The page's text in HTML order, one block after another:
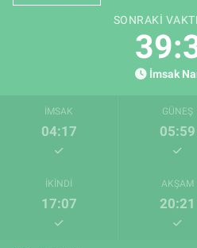
SONRAKI
İmsak
İMSAK
04:17
GÜNEŞ
05:59
İKINDI
17:07
AKŞAM
20:21